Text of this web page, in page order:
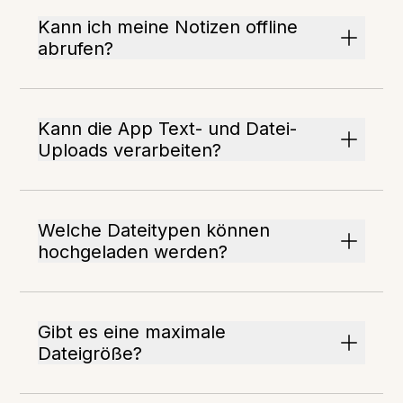
Kann ich meine Notizen offline
abrufen?
Kann die App Text- und Datei-
Uploads verarbeiten?
Welche Dateitypen können
hochgeladen werden?
Gibt es eine maximale
Dateigröße?